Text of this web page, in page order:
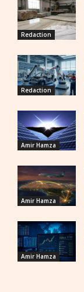
Redaction
Redaction
Amir Hamza
Amir Hamza
Amir Hamza